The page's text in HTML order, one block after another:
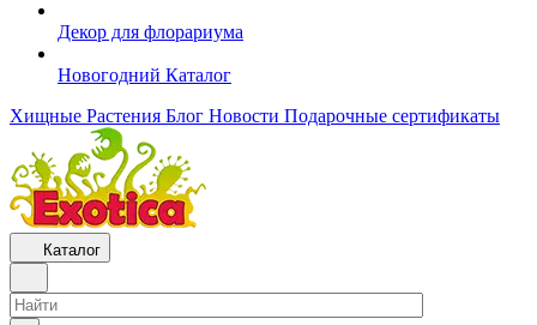
Декор для флорариума
Новогодний Каталог
Хищные Растения Блог Новости Подарочные сертификаты
Каталог